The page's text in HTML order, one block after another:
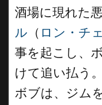
酒場に現れた
ル （ ロン・チ
事を起こし、
けて追い払う。
ボブは、ジム